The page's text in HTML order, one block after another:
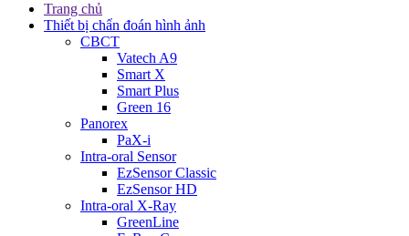
Trang chủ
Thiết bị chẩn đoán hình ảnh
CBCT
Vatech A9
Smart X
Smart Plus
Green 16
Panorex
PaX-i
Intra-oral Sensor
EzSensor Classic
EzSensor HD
Intra-oral X-Ray
GreenLine